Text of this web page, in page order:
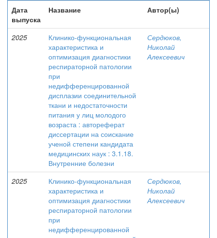
Дата
выпуска
Название Автор(ы)
2025
Клинико-функциональная
характеристика и
оптимизация диагностики
респираторной патологии
при
недифференцированной
дисплазии соединительной
ткани и недостаточности
питания у лиц молодого
возраста : автореферат
диссертации на соискание
ученой степени кандидата
медицинских наук : 3.1.18.
Внутренние болезни
Сердюков,
Николай
Алексеевич
2025
Клинико-функциональная
характеристика и
оптимизация диагностики
респираторной патологии
при
недифференцированной
Сердюков,
Николай
Алексеевич